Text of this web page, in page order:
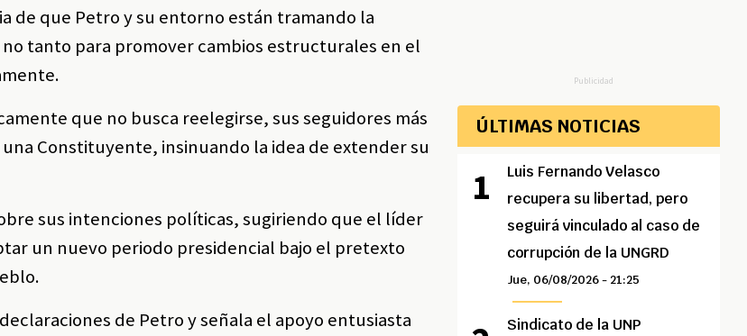
de que Petro y su entorno están tramando la
tanto para promover cambios estructurales en el
que no busca reelegirse, sus seguidores más
Constituyente, insinuando la idea de extender su
sus intenciones políticas, sugiriendo que el líder
un nuevo periodo presidencial bajo el pretexto
de Petro y señala el apoyo entusiasta
Publicidad
ÚLTIMAS NOTICIAS
Luis Fernando Velasco
recupera su libertad, pero
seguirá vinculado al caso de
corrupción de la UNGRD
Jue, 06/08/2026 - 21:25
Sindicato de la UNP